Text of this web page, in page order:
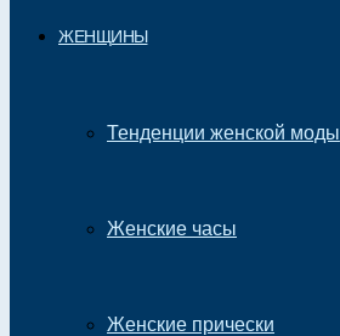
ЖЕНЩИНЫ
Тенденции женской моды
Женские часы
Женские прически